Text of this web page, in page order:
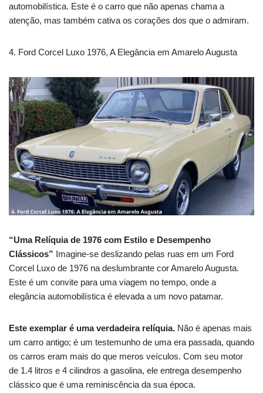
automobilística. Este é o carro que não apenas chama a
atenção, mas também cativa os corações dos que o admiram.
4. Ford Corcel Luxo 1976, A Elegância em Amarelo Augusta
“Uma Relíquia de 1976 com Estilo e Desempenho
Clássicos” Imagine-se deslizando pelas ruas em um Ford
Corcel Luxo de 1976 na deslumbrante cor Amarelo Augusta.
Este é um convite para uma viagem no tempo, onde a
elegância automobilística é elevada a um novo patamar.
Este exemplar é uma verdadeira relíquia. Não é apenas mais
um carro antigo; é um testemunho de uma era passada, quando
os carros eram mais do que meros veículos. Com seu motor
de 1.4 litros e 4 cilindros a gasolina, ele entrega desempenho
clássico que é uma reminiscência da sua época.